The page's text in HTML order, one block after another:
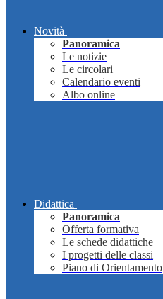
Novità
Panoramica
Le notizie
Le circolari
Calendario eventi
Albo online
Didattica
Panoramica
Offerta formativa
Le schede didattiche
I progetti delle classi
Piano di Orientamento